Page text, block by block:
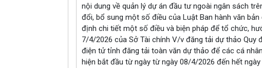
nội dung về quản lý dự án đầu tư ngoài ngân sách
đổi, bổ sung một số điều của Luật Ban hành văn
định chi tiết một số điều và biện pháp để tổ chức,
7/4/2026 của Sở Tài chính V/v đăng tải dự thảo
điện tử tỉnh đăng tải toàn văn dự thảo để các cá
hiện bắt đầu từ ngày từ ngày 08/4/2026 đến hết